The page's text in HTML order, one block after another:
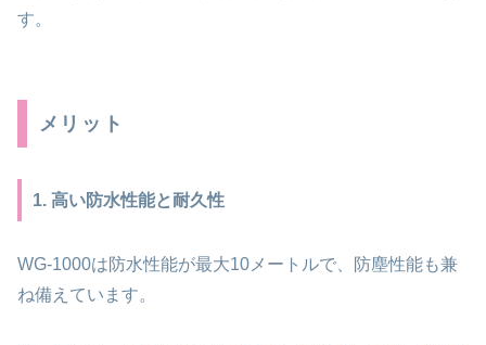
す。
メリット
1. 高い防水性能と耐久性
WG-1000は防水性能が最大10メートルで、防塵性能も兼
ね備えています。